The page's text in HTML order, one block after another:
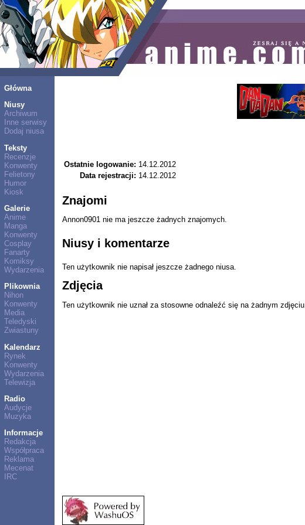
Główna
Niusy
Archiwum
Inne serwisy
Dodaj niusa
Teksty
Recenzje
Konwenty
Felietony
Humor
Kiosk
Galerie
Anime
Manga
Konwenty
Cosplay
Fanarty
Komiksy
Wydarzenia
Plikownia
Nihon
Konwenty
Media
Teledyski
Zwiastuny
Kalendarz
Rynek
Konwenty
Wydarzenia
Telewizja
Radio
Audycje
Muzyka
Informacje
Redakcja
Współpraca
Reklama
Mecenat
IRC
Ostatnie logowanie: 14.12.2012
Data rejestracji: 14.12.2012
Znajomi
Annon0901 nie ma jeszcze żadnych znajomych.
Niusy i komentarze
Ten użytkownik nie napisał jeszcze żadnego niusa.
Zdjęcia
Ten użytkownik nie uznał za stosowne odnaleźć się na żadnym zdjęciu.